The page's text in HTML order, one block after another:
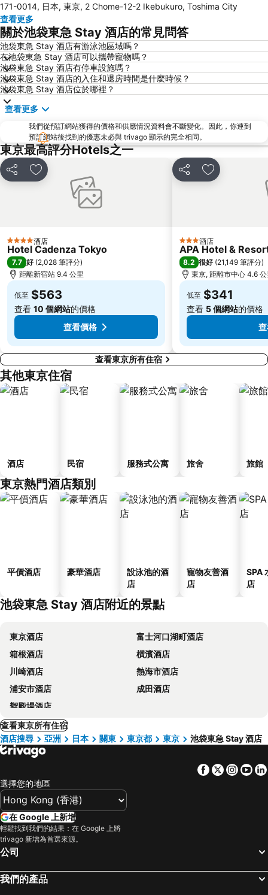
錦系釘站
橫濱車站
東京迪士尼
新橋站
日本橋站
Shibuya
Haneda Airport International Terminal Station
淺草寺
赤坂站
東京巨蛋城
六本木車站
原宿站
羽田機場 東京國際機場
築地魚市場
御台場 (台場)
Kawasaki Station
東京迪士尼海洋
太陽城
Nippori Station
Tachikawa Station
Gotanda Station
水道橋站
Shinjuku-gyoemmae Metro Station
Shinagawa
Hamamatsucho station
Nishi-Kasai Metro Station
Fujisawa Station
Shimbashi Metro Station
Chiba Station
Toyosu Station
171-0014, 日本, 東京, 2 Chome-12-2 Ikebukuro, Toshima City
查看更多
關於池袋東急 Stay 酒店的常見問答
池袋東急 Stay 酒店有游泳池區域嗎？
在池袋東急 Stay 酒店可以攜帶寵物嗎？
池袋東急 Stay 酒店有停車設施嗎？
池袋東急 Stay 酒店的入住和退房時間是什麼時候？
池袋東急 Stay 酒店位於哪裡？
查看更多
我們從預訂網站獲得的價格和供應情況資料會不斷變化。因此，你連到
預訂網站後找到的優惠未必與 trivago 顯示的完全相同。
東京最高評分Hotels之一
分享 放到收藏夾
4 星級 酒店
Hotel Cadenza Tokyo
7.7 好 (2,028 筆評分)
距離新宿站 9.4 公里
低至 $563
查看 10 個網站的價格
查看價格
分享 放到收藏夾
3 星級酒店
APA Hotel &
8.2 很好 (21,149 筆評分)
東京, 距離市中心 4.6
低至 $341
查看 5 個網站的價格
查看東京所有住宿
其他東京住宿
酒店 民宿 服務式公寓 旅舍 旅館
東京熱門酒店類別
平價酒店 豪華酒店
設泳池的酒
店
寵物友善酒
店
SPA
店
池袋東急 Stay 酒店附近的景點
東京酒店
富士河口湖町酒店
箱根酒店
橫濱酒店
川崎酒店
熱海市酒店
浦安市酒店
成田酒店
禦殿場酒店
查看東京所有住宿
酒店搜尋
亞洲 日本 關東 東京都 東京 池袋東急 Stay 酒店
Facebook
Twitter
選擇您的地區
在 Google 上新增
輕鬆找到我們的結果：在 Google 上將
trivago 新增為首選來源。
公司
我們的產品